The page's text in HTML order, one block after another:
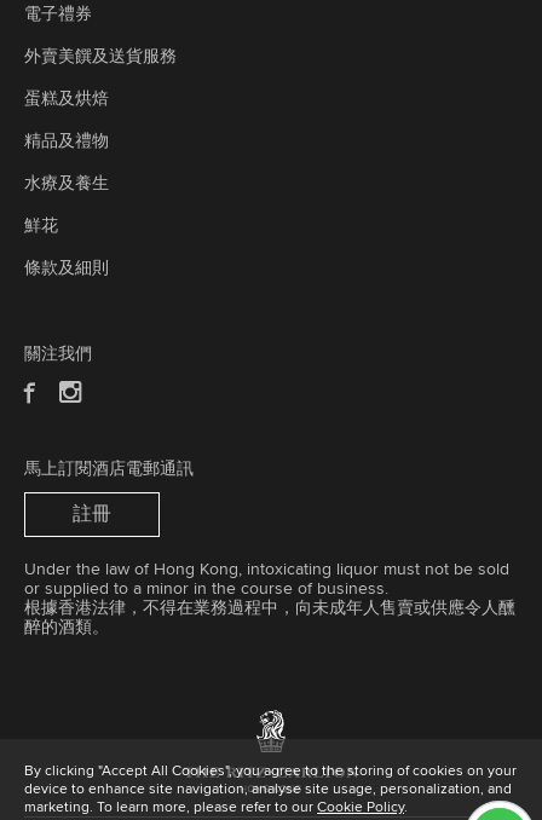
電子禮券
外賣美饌及送貨服務
蛋糕及烘焙
精品及禮物
水療及養生
鮮花
條款及細則
關注我們
馬上訂閱酒店電郵通訊
註冊
Under the law of Hong Kong, intoxicating liquor must not be sold
or supplied to a minor in the course of business.
根據香港法律，不得在業務過程中，向未成年人售賣或供應令人醺
醉的酒類。
By clicking "Accept All Cookies", you agree to the storing of cookies on your
device to enhance site navigation, analyse site usage, personalization, and
marketing. To learn more, please refer to our Cookie Policy.